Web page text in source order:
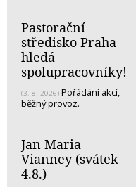
Pastorační
středisko Praha
hledá
spolupracovníky!
(3. 8. 2026) Pořádání akcí,
běžný provoz.
Jan Maria
Vianney (svátek
4.8.)